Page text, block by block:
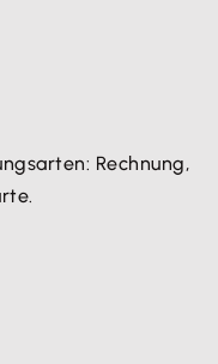
Rechnung,